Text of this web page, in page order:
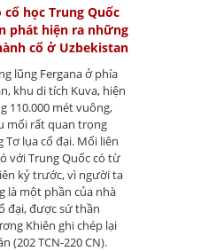
cổ học Trung Quốc
phát hiện ra những
cổ ở Uzbekistan
lũng Fergana ở phía
khu di tích Kuva, hiện
110.000 mét vuông,
mối rất quan trọng
lụa cổ đại. Mối liên
với Trung Quốc có từ
kỷ trước, vì người ta
là một phần của nhà
đại, được sứ thần
Khiên ghi chép lại
(202 TCN-220 CN).